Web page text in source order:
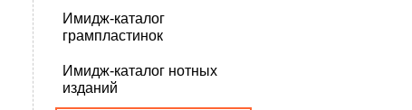
Имидж-каталог
грампластинок
Имидж-каталог нотных
изданий